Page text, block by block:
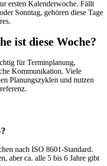
ersten Kalenderwoche. Fällt
Sonntag, gehören diese Tage
ist diese Woche?
für Terminplanung,
Kommunikation. Viele
Planungszyklen und nutzen
nach ISO 8601-Standard.
aber ca. alle 5 bis 6 Jahre gibt